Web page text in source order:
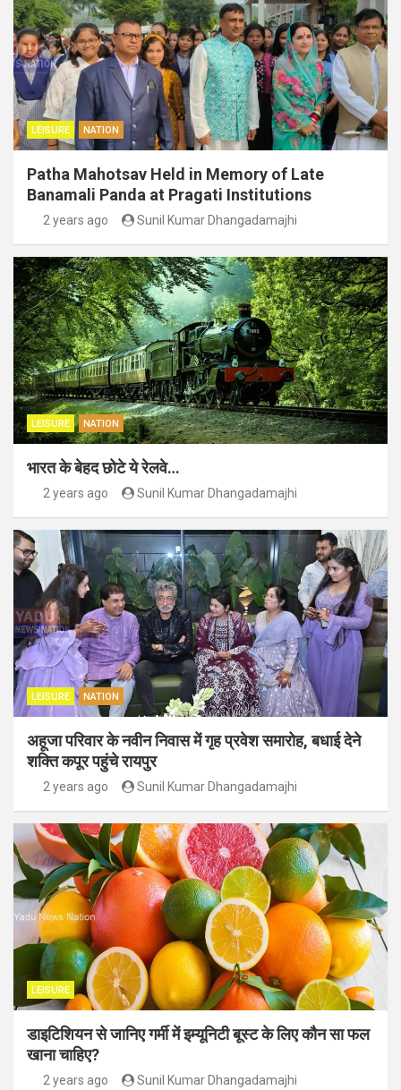
LEISURE NATION
Patha Mahotsav Held in Memory of Late
Banamali Panda at Pragati Institutions
2 years ago Sunil Kumar Dhangadamajhi
LEISURE NATION
भारत के बेहद छोटे ये रेलवे…
2 years ago Sunil Kumar Dhangadamajhi
LEISURE NATION
अहूजा परिवार के नवीन निवास में गृह प्रवेश समारोह, बधाई देने
शक्ति कपूर पहुंचे रायपुर
2 years ago Sunil Kumar Dhangadamajhi
LEISURE
डाइटिशियन से जानिए गर्मी में इम्यूनिटी बूस्ट के लिए कौन सा फल
खाना चाहिए?
2 years ago Sunil Kumar Dhangadamajhi